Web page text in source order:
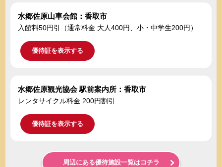
水郷佐原山車会館：香取市
入館料50円引（通常料金 大人400円、小・中学生200円）
優待証を表示する
水郷佐原観光協会 駅前案内所：香取市
レンタサイクル料金 200円割引
優待証を表示する
周辺にある優待施設一覧はコチラ